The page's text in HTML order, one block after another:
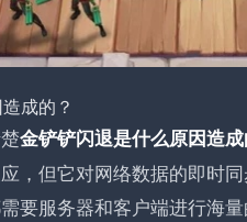
成的？
金铲铲闪退是什么原因造
，但它对网络数据的即时
要服务器和客户端进行海量